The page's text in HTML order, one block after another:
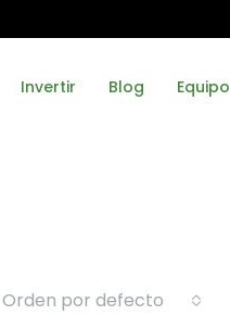
Invertir Blog Equipo
Orden por defecto